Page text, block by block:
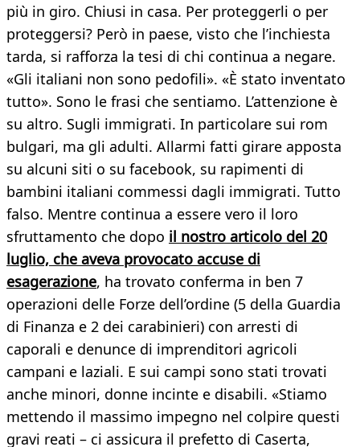
più in giro. Chiusi in casa. Per proteggerli o per
proteggersi? Però in paese, visto che l’inchiesta
tarda, si rafforza la tesi di chi continua a negare.
«Gli italiani non sono pedofili». «È stato inventato
tutto». Sono le frasi che sentiamo. L’attenzione è
su altro. Sugli immigrati. In particolare sui rom
bulgari, ma gli adulti. Allarmi fatti girare apposta
su alcuni siti o su facebook, su rapimenti di
bambini italiani commessi dagli immigrati. Tutto
falso. Mentre continua a essere vero il loro
sfruttamento che dopo il nostro articolo del 20
luglio, che aveva provocato accuse di
esagerazione, ha trovato conferma in ben 7
operazioni delle Forze dell’ordine (5 della Guardia
di Finanza e 2 dei carabinieri) con arresti di
caporali e denunce di imprenditori agricoli
campani e laziali. E sui campi sono stati trovati
anche minori, donne incinte e disabili. «Stiamo
mettendo il massimo impegno nel colpire questi
gravi reati – ci assicura il prefetto di Caserta,